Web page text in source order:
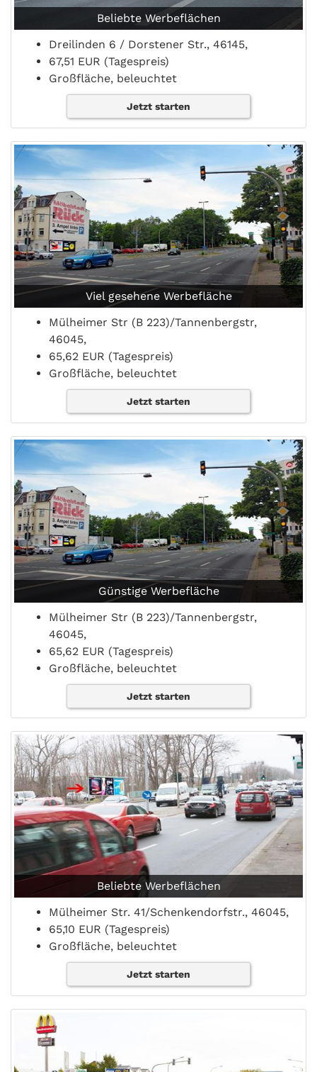
Beliebte Werbeflächen
Dreilinden 6 / Dorstener Str., 46145,
67,51 EUR (Tagespreis)
Großfläche, beleuchtet
Jetzt starten
Viel gesehene Werbefläche
Mülheimer Str (B 223)/Tannenbergstr,
46045,
65,62 EUR (Tagespreis)
Großfläche, beleuchtet
Jetzt starten
Günstige Werbefläche
Mülheimer Str (B 223)/Tannenbergstr,
46045,
65,62 EUR (Tagespreis)
Großfläche, beleuchtet
Jetzt starten
Beliebte Werbeflächen
Mülheimer Str. 41/Schenkendorfstr., 46045,
65,10 EUR (Tagespreis)
Großfläche, beleuchtet
Jetzt starten